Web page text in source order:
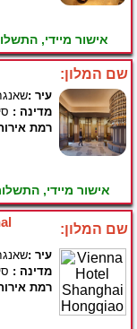
אישור מיידי,
שם המלון:
עיר :
מדינה :
רמת
אישור מיידי,
שם המלון:
עיר :
מדינה :
רמת